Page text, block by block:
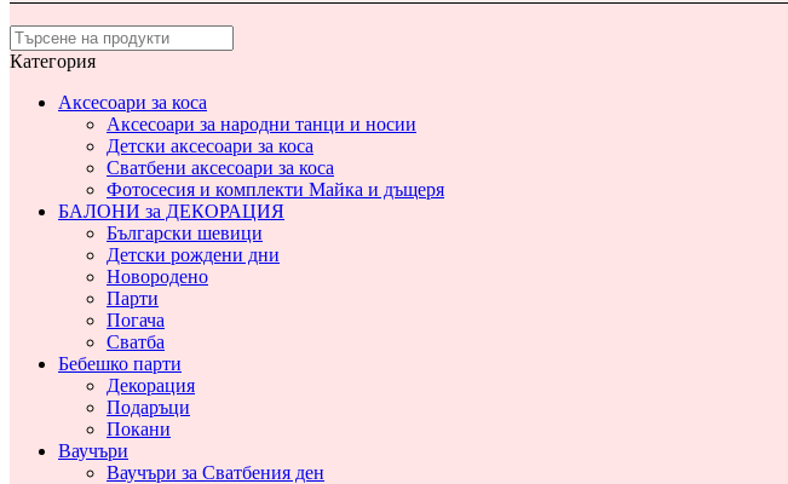
Категория
Аксесоари за коса
Аксесоари за народни танци и носии
Детски аксесоари за коса
Сватбени аксесоари за коса
Фотосесия и комплекти Майка и дъщеря
БАЛОНИ за ДЕКОРАЦИЯ
Български шевици
Детски рождени дни
Новородено
Парти
Погача
Сватба
Бебешко парти
Декорация
Подаръци
Покани
Ваучъри
Ваучъри за Сватбения ден